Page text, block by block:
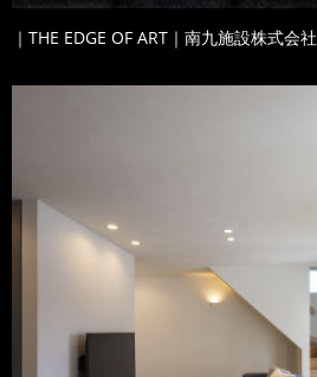
｜THE EDGE OF ART｜南九施設株式会社